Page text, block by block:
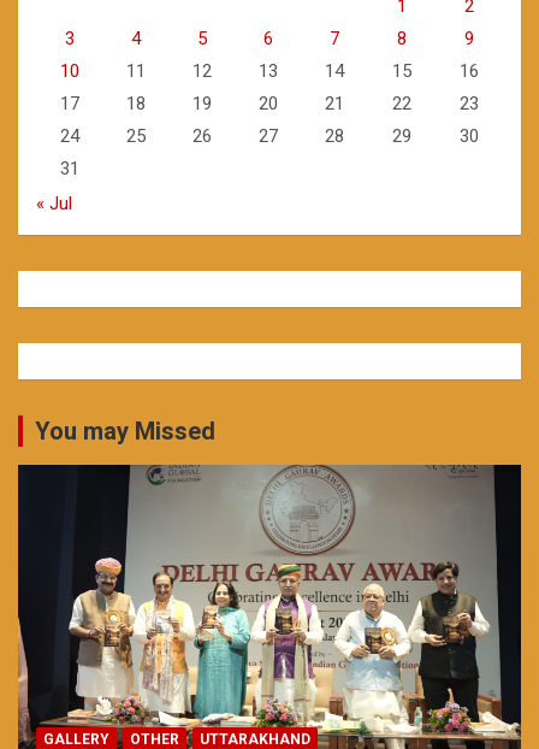
1
2
3
4 5 6 7 8
9
10
11 12 13 14 15
16
17
18 19 20 21 22
23
24
25 26 27 28 29
30
31
« Jul
You may Missed
GALLERY OTHER UTTARAKHAND